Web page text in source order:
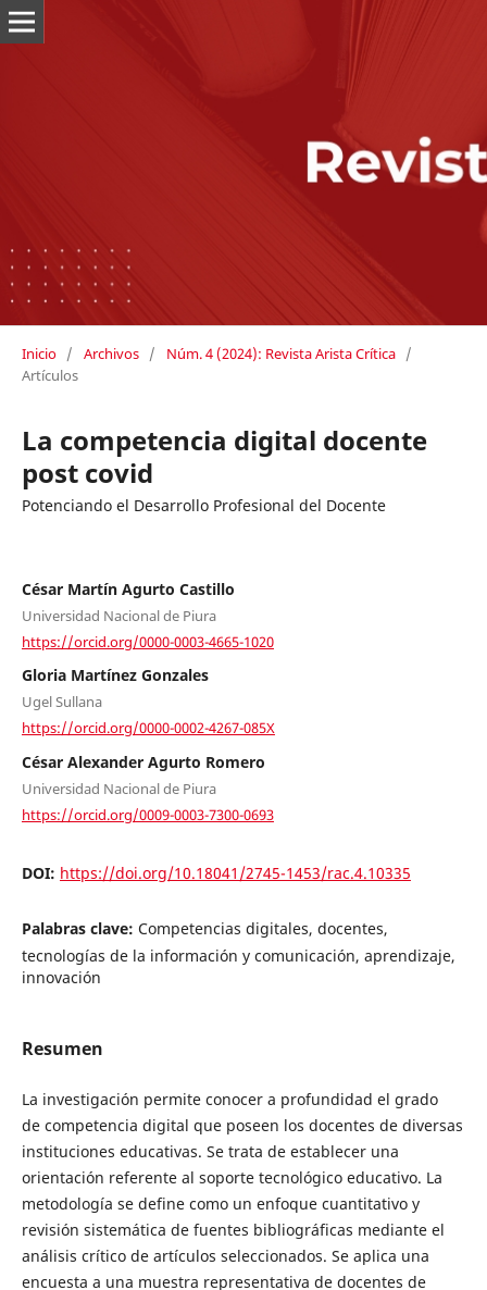
Inicio / Archivos / Núm. 4 (2024): Revista Arista Crítica /
Artículos
La competencia digital docente
post covid
Potenciando el Desarrollo Profesional del Docente
César Martín Agurto Castillo
Universidad Nacional de Piura
https://orcid.org/0000-0003-4665-1020
Gloria Martínez Gonzales
Ugel Sullana
https://orcid.org/0000-0002-4267-085X
César Alexander Agurto Romero
Universidad Nacional de Piura
https://orcid.org/0009-0003-7300-0693
DOI: https://doi.org/10.18041/2745-1453/rac.4.10335
Palabras clave: Competencias digitales, docentes,
tecnologías de la información y comunicación, aprendizaje,
innovación
Resumen
La investigación permite conocer a profundidad el grado
de competencia digital que poseen los docentes de diversas
instituciones educativas. Se trata de establecer una
orientación referente al soporte tecnológico educativo. La
metodología se define como un enfoque cuantitativo y
revisión sistemática de fuentes bibliográficas mediante el
análisis crítico de artículos seleccionados. Se aplica una
encuesta a una muestra representativa de docentes de